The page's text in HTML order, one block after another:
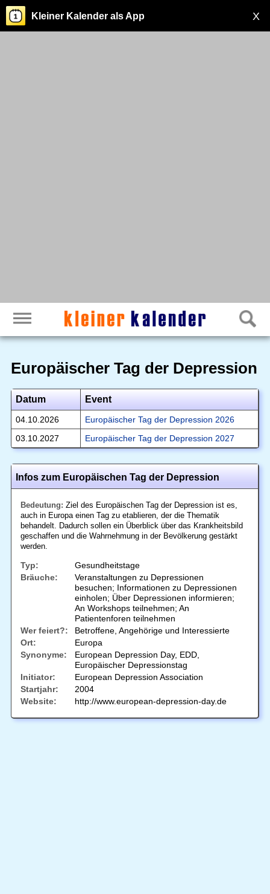
X
Kleiner Kalender als App
Europäischer Tag der Depression
Datum Event
04.10.2026
Europäischer Tag der Depression 2026
03.10.2027
Europäischer Tag der Depression 2027
Infos zum Europäischen Tag der Depression
Bedeutung: Ziel des Europäischen Tag der Depression ist es,
auch in Europa einen Tag zu etablieren, der die Thematik
behandelt. Dadurch sollen ein Überblick über das Krankheitsbild
geschaffen und die Wahrnehmung in der Bevölkerung gestärkt
werden.
Typ:
Gesundheitstage
Bräuche:
Veranstaltungen zu Depressionen
besuchen; Informationen zu Depressionen
einholen; Über Depressionen informieren;
An Workshops teilnehmen; An
Patientenforen teilnehmen
Wer feiert?:
Betroffene, Angehörige und Interessierte
Ort:
Europa
Synonyme:
European Depression Day, EDD,
Europäischer Depressionstag
Initiator:
European Depression Association
Startjahr:
2004
Website:
http://www.european-depression-day.de